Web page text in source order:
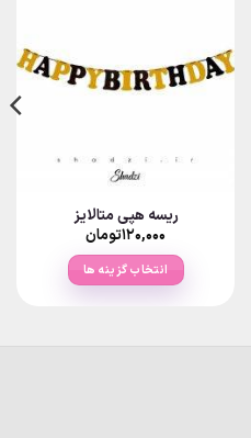
ریسه هپی متالایز
۱۲۰,۰۰۰تومان
انتخاب گزینه ها